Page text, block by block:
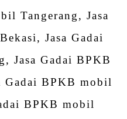
Tangerang, Jasa
Jasa Gadai
Jasa Gadai BPKB
Gadai BPKB mobil
BPKB mobil